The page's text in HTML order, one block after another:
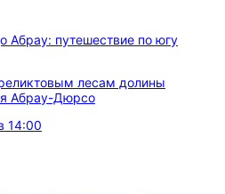
Абрау: путешествие по югу
лесам долины
Абрау-Дюрсо
14:00